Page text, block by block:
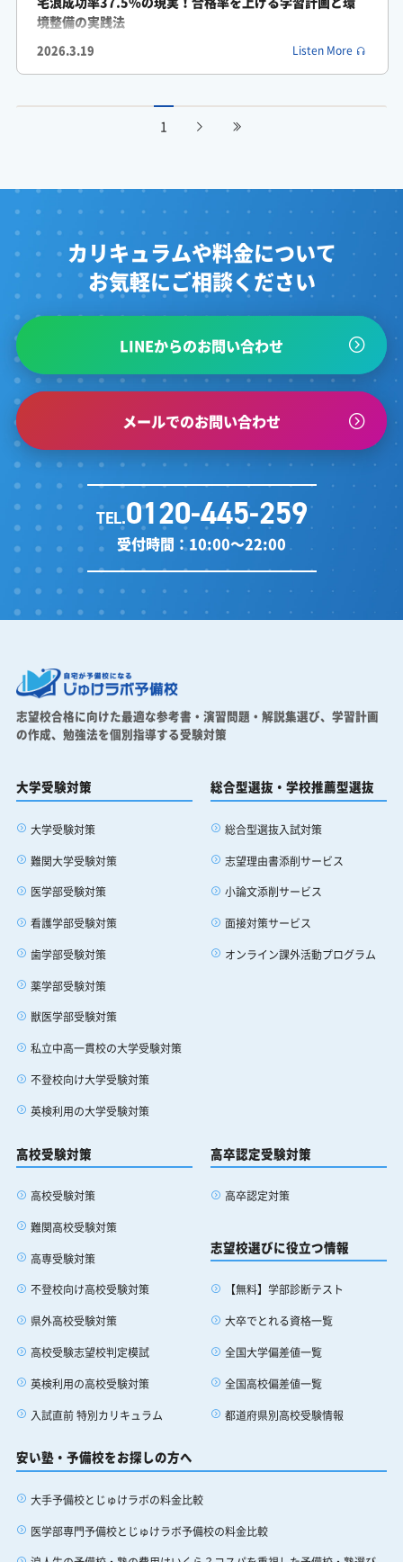
境整備の実践法
2026.3.19 Listen More
1
カリキュラムや料金について
お気軽にご相談ください
LINEからのお問い合わせ
メールでのお問い合わせ
TEL.0120-445-259
受付時間：10:00～22:00
志望校合格に向けた最適な参考書・演習問題・解説集選び、 学習計画
の作成、勉強法を個別指導する受験対策
大学受験対策
大学受験対策
難関大学受験対策
医学部受験対策
看護学部受験対策
歯学部受験対策
薬学部受験対策
獣医学部受験対策
私立中高一貫校の大学受験対策
不登校向け大学受験対策
英検利用の大学受験対策
総合型選抜・学校推薦型選抜
総合型選抜入試対策
志望理由書添削サービス
小論文添削サービス
面接対策サービス
オンライン課外活動プログラム
高校受験対策
高校受験対策
難関高校受験対策
高専受験対策
不登校向け高校受験対策
県外高校受験対策
高校受験志望校判定模試
英検利用の高校受験対策
入試直前 特別カリキュラム
高卒認定受験対策
高卒認定対策
志望校選びに役立つ情報
【無料】学部診断テスト
大卒でとれる資格一覧
全国大学偏差値一覧
全国高校偏差値一覧
都道府県別高校受験情報
安い塾・予備校をお探しの方へ
大手予備校とじゅけラボの料金比較
医学部専門予備校とじゅけラボ予備校の料金比較